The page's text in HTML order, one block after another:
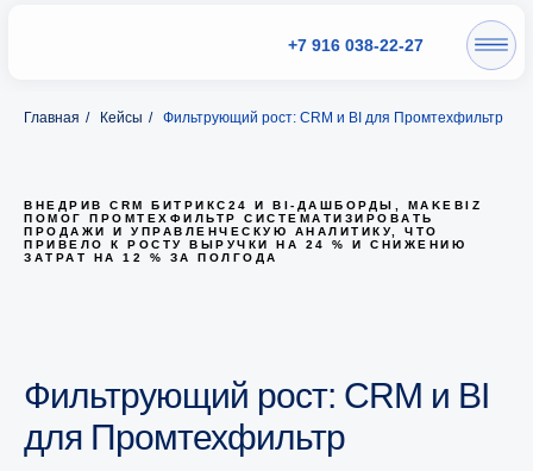
Главная / Кейсы / Фильтрующий рост: CRM и BI для Промтехфильтр
ВНЕДРИВ CRM БИТРИКС24 И BI-ДАШБОРДЫ, MAKEBIZ
ПОМОГ ПРОМТЕХФИЛЬТР СИСТЕМАТИЗИРОВАТЬ
ПРОДАЖИ И УПРАВЛЕНЧЕСКУЮ АНАЛИТИКУ, ЧТО
ПРИВЕЛО К РОСТУ ВЫРУЧКИ НА 24 % И СНИЖЕНИЮ
ЗАТРАТ НА 12 % ЗА ПОЛГОДА
Фильтрующий рост: CRM и BI
для Промтехфильтр